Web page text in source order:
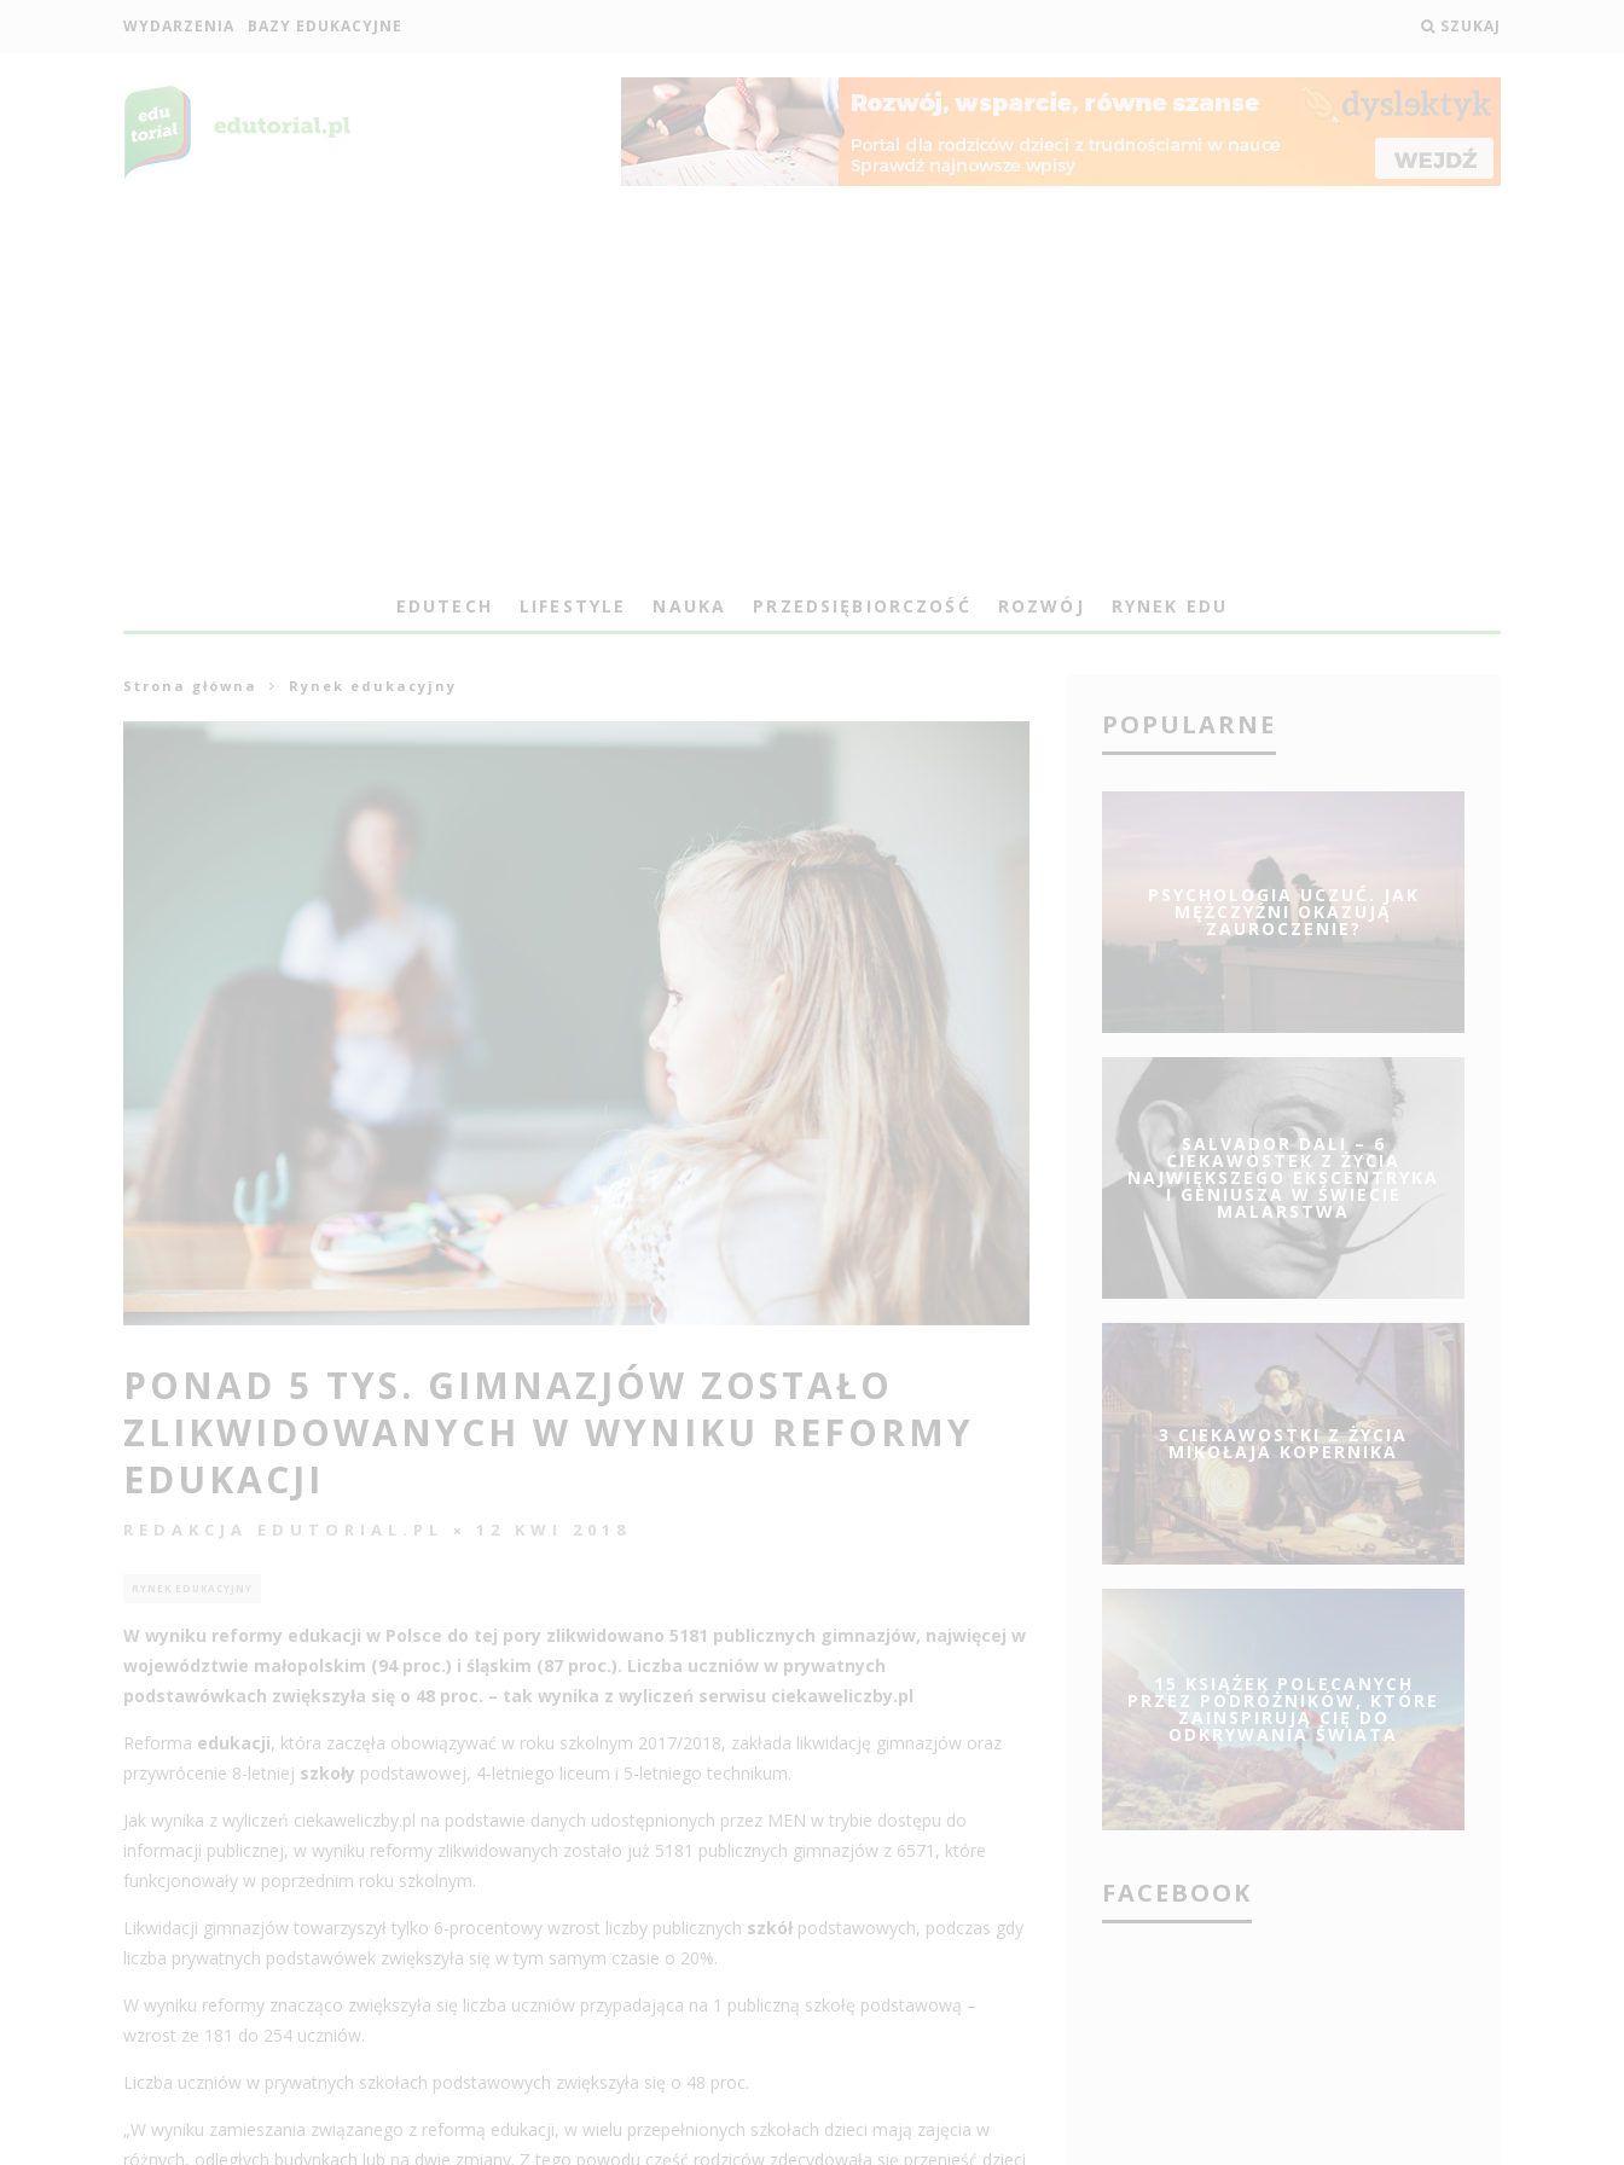
WYDARZENIA BAZY EDUKACYJNE SZUKAJ
EDUTECH LIFESTYLE NAUKA PRZEDSIĘBIORCZOŚĆ ROZWÓJ RYNEK EDU
Strona główna Rynek edukacyjny
PONAD 5 TYS. GIMNAZJÓW ZOSTAŁO
ZLIKWIDOWANYCH W WYNIKU REFORMY
EDUKACJI
REDAKCJA EDUTORIAL.PL 12 KWI 2018
RYNEK EDUKACYJNY
W wyniku reformy edukacji w Polsce do tej pory zlikwidowano 5181 publicznych gimnazjów, najwięcej w
województwie małopolskim (94 proc.) i śląskim (87 proc.). Liczba uczniów w prywatnych
podstawówkach zwiększyła się o 48 proc. – tak wynika z wyliczeń serwisu ciekaweliczby.pl
Reforma edukacji, która zaczęła obowiązywać w roku szkolnym 2017/2018, zakłada likwidację gimnazjów oraz
przywrócenie 8-letniej szkoły podstawowej, 4-letniego liceum i 5-letniego technikum.
Jak wynika z wyliczeń ciekaweliczby.pl na podstawie danych udostępnionych przez MEN w trybie dostępu do
informacji publicznej, w wyniku reformy zlikwidowanych zostało już 5181 publicznych gimnazjów z 6571, które
funkcjonowały w poprzednim roku szkolnym.
Likwidacji gimnazjów towarzyszył tylko 6-procentowy wzrost liczby publicznych szkół podstawowych, podczas gdy
liczba prywatnych podstawówek zwiększyła się w tym samym czasie o 20%.
W wyniku reformy znacząco zwiększyła się liczba uczniów przypadająca na 1 publiczną szkołę podstawową –
wzrost ze 181 do 254 uczniów.
Liczba uczniów w prywatnych szkołach podstawowych zwiększyła się o 48 proc.
„W wyniku zamieszania związanego z reformą edukacji, w wielu przepełnionych szkołach dzieci mają zajęcia w
różnych, odległych budynkach lub na dwie zmiany. Z tego powodu część rodziców zdecydowała się przenieść dzieci
POPULARNE
PSYCHOLOGIA UCZUĆ. JAK
MĘŻCZYŹNI OKAZUJĄ
ZAUROCZENIE?
SALVADOR DALI – 6
CIEKAWOSTEK Z ŻYCIA
NAJWIĘKSZEGO EKSCENTRYKA
I GENIUSZA W ŚWIECIE
MALARSTWA
3 CIEKAWOSTKI Z ŻYCIA
MIKOŁAJA KOPERNIKA
15 KSIĄŻEK POLECANYCH
PRZEZ PODRÓŻNIKÓW, KTÓRE
ZAINSPIRUJĄ CIĘ DO
ODKRYWANIA ŚWIATA
FACEBOOK